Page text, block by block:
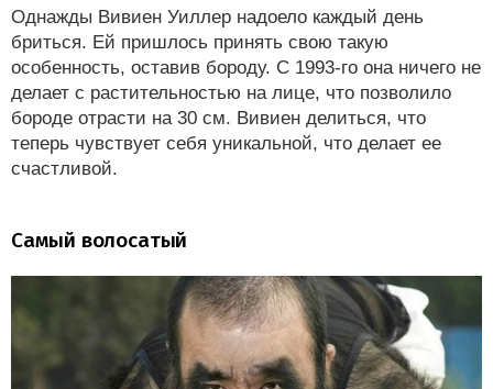
Однажды Вивиен Уиллер надоело каждый день
бриться. Ей пришлось принять свою такую
особенность, оставив бороду. С 1993-го она ничего не
делает с растительностью на лице, что позволило
бороде отрасти на 30 см. Вивиен делиться, что
теперь чувствует себя уникальной, что делает ее
счастливой.
Самый волосатый